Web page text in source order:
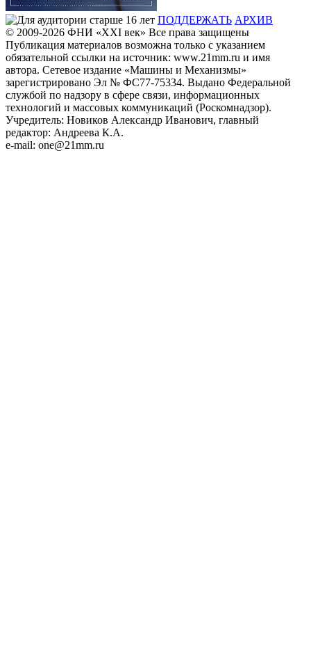
ПОДДЕРЖАТЬ АРХИВ
© 2009-2026 ФHИ «XXI век» Все права защищены
Публикация материалов возможна только с указанием
обязательной ссылки на источник: www.21mm.ru и имя
автора. Сетевое издание «Машины и Механизмы»
зарегистрировано Эл № ФС77-75334. Выдано Федеральной
службой по надзору в сфере связи, информационных
технологий и массовых коммуникаций (Роскомнадзор).
Учредитель: Новиков Александр Иванович, главный
редактор: Андреева К.А.
e-mail: one@21mm.ru